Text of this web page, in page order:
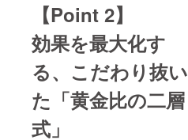
【Point 2】
効果を最大化す
る、こだわり抜い
た「黄金比の二層
式」